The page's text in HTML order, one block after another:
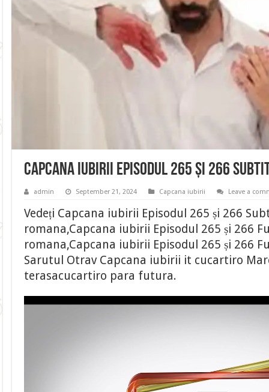
Capcana iubirii Episodul 265 și 266
admin September 21, 2024 Capcana iubirii Leave a
Vedeți Capcana iubirii Episodul 265 și 266
romana,Capcana iubirii Episodul 265 și 266
romana,Capcana iubirii Episodul 265 și 266
Sarutul Otrav Capcana iubirii it cucartiro
terasacucartiro para futura.